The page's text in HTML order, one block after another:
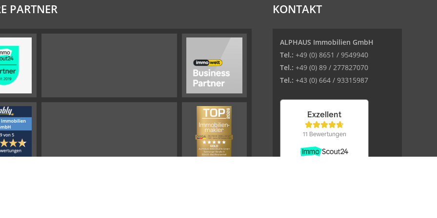
PARTNER KONTAKT
ALPHAUS Immobilien GmbH
Tel.: +49 (0) 8651 / 9549940
Tel.: +49 (0) 89 / 277827070
Tel.: +43 (0) 664 / 93315987